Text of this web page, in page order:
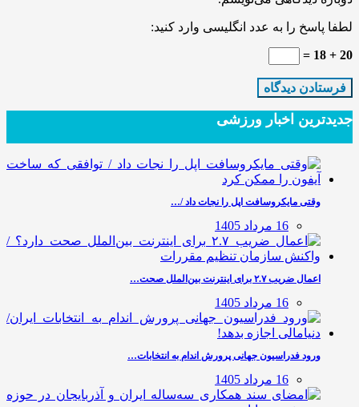
لطفا پاسخ را به عدد انگلیسی وارد کنید:
20 + 18 =
جدیدترین‌ اخبار ورزشی
وقتی مایکروسافت اپل را نجات داد /…
16 مرداد 1405
اعمال ضریب ۲.۷ برای اینترنت بین‌الملل صحت…
16 مرداد 1405
ورود فدراسیون جهانی پرورش اندام به انتخابات…
16 مرداد 1405